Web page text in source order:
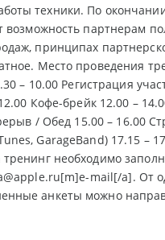
техники. По
возможность партнерам
принципах
Место проведения
– 10.00 Регистрация
Кофе-брейк 12.00 –
/ Обед 15.00 – 16.00
GarageBand) 17.15 –
необходимо
mail[/a]. От
анкеты можно